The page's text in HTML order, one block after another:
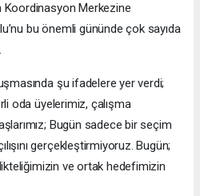
Koordinasyon Merkezine
bu önemli gününde çok sayıda
şu ifadelere yer verdi;
oda üyelerimiz, çalışma
Bugün sadece bir seçim
gerçekleştirmiyoruz. Bugün;
ve ortak hedefimizin